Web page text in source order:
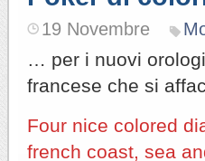
19 Novembre
… per i nuovi
francese che si
Four nice colored
french coast, sea